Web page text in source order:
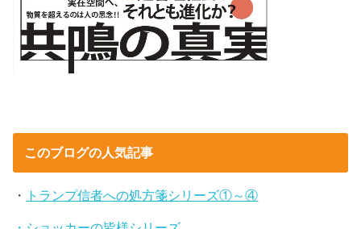
このブログの人気記事
・ トランプ信者への処方箋シリーズ①～④